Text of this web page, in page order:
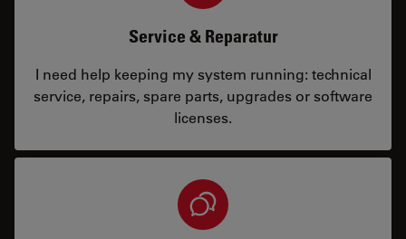
Service & Reparatur
I need help keeping my system running: technical
service, repairs, spare parts, upgrades or software
licenses.